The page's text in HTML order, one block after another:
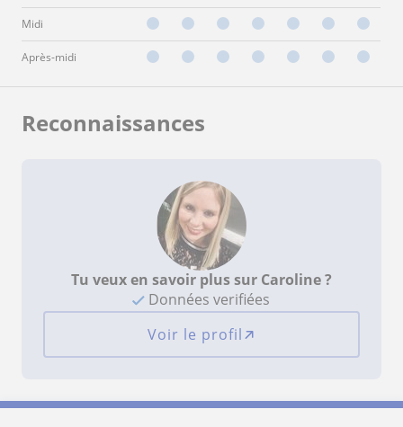
Midi
Après-midi
Reconnaissances
Tu veux en savoir plus sur Caroline ?
Données verifiées
Voir le profil